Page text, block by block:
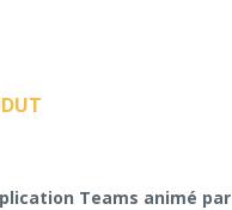
Teams animé par